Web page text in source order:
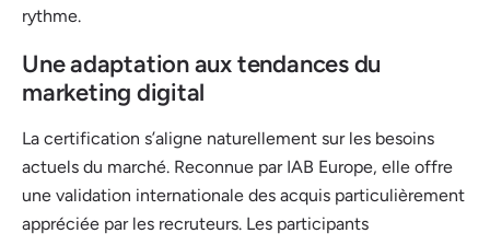
rythme.
Une adaptation aux tendances du
marketing digital
La certification s’aligne naturellement sur les besoins
actuels du marché. Reconnue par IAB Europe, elle offre
une validation internationale des acquis particulièrement
appréciée par les recruteurs. Les participants